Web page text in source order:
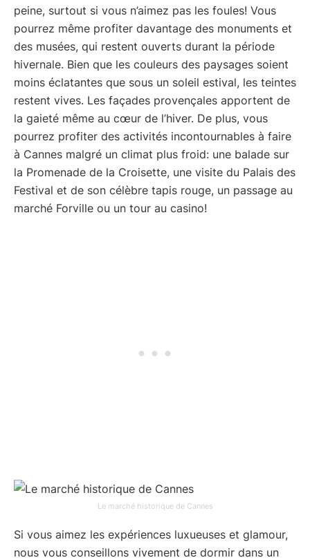
peine, surtout si vous n’aimez pas les foules! Vous
pourrez même profiter davantage des monuments et
des musées, qui restent ouverts durant la période
hivernale. Bien que les couleurs des paysages soient
moins éclatantes que sous un soleil estival, les teintes
restent vives. Les façades provençales apportent de
la gaieté même au cœur de l’hiver. De plus, vous
pourrez profiter des activités incontournables à faire
à Cannes malgré un climat plus froid: une balade sur
la Promenade de la Croisette, une visite du Palais des
Festival et de son célèbre tapis rouge, un passage au
marché Forville ou un tour au casino!
Le marché historique de Cannes
Si vous aimez les expériences luxueuses et glamour,
nous vous conseillons vivement de dormir dans un